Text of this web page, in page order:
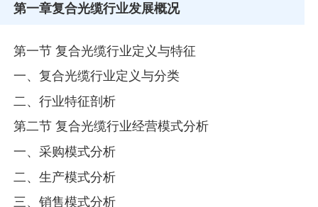
第一章复合光缆行业发展概况
第一节 复合光缆行业定义与特征
一、复合光缆行业定义与分类
二、行业特征剖析
第二节 复合光缆行业经营模式分析
一、采购模式分析
二、生产模式分析
三、销售模式分析